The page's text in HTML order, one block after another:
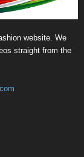
website. We
straight from the